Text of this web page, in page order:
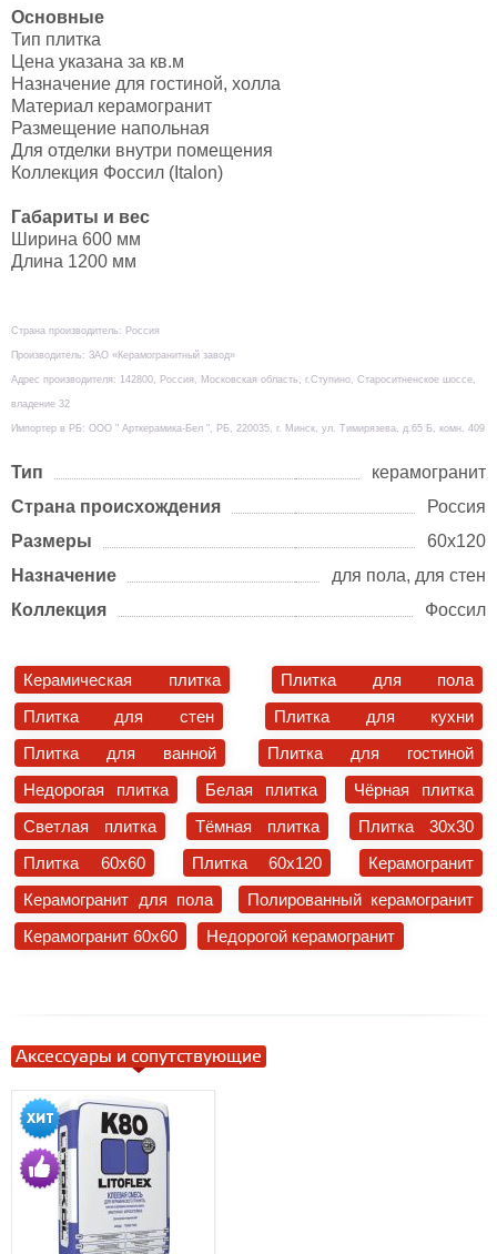
Основные
Тип плитка
Цена указана за кв.м
Назначение для гостиной, холла
Материал керамогранит
Размещение напольная
Для отделки внутри помещения
Коллекция Фоссил (Italon)
Габариты и вес
Ширина 600 мм
Длина 1200 мм
Страна производитель: Россия
Производитель: ЗАО «Керамогранитный завод»
Адрес производителя: 142800, Россия, Московская область, г.Ступино, Староситненское шоссе,
владение 32
Импортер в РБ: ООО " Арткерамика-Бел ", РБ, 220035, г. Минск, ул. Тимирязева, д.65 Б, комн. 409
Тип
керамогранит
Страна происхождения
Россия
Размеры
60х120
Назначение
для пола, для стен
Коллекция
Фоссил
Керамическая плитка
Плитка для пола
Плитка для стен
Плитка для кухни
Плитка для ванной
Плитка для гостиной
Недорогая плитка
Белая плитка
Чёрная плитка
Светлая плитка
Тёмная плитка
Плитка 30x30
Плитка 60x60
Плитка 60x120
Керамогранит
Керамогранит для пола
Полированный керамогранит
Керамогранит 60x60
Недорогой керамогранит
Аксессуары и сопутствующие